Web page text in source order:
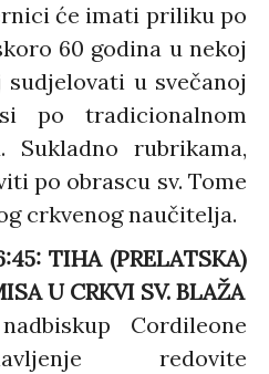
će imati priliku po
60 godina u nekoj
u svečanoj
po tradicionalnom
Sukladno rubrikama,
po obrascu sv. Tome
crkvenog naučitelja.
TIHA (PRELATSKA)
U CRKVI SV. BLAŽA
Cordileone
redovite